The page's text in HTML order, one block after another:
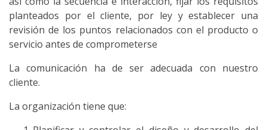
planteados por el cliente, por ley y establecer una
revisión de los puntos relacionados con el producto o
servicio antes de comprometerse
La comunicación ha de ser adecuada con nuestro
cliente.
La organización tiene que: